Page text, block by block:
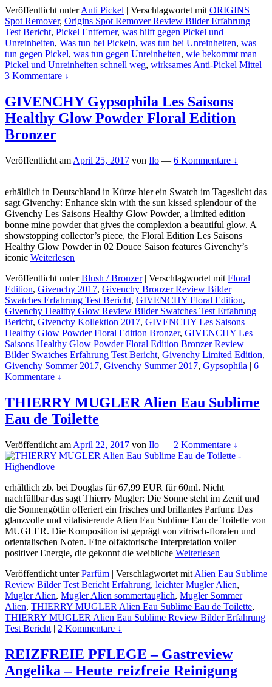
Veröffentlicht unter Anti Pickel | Verschlagwortet mit ORIGINS
Spot Remover, Origins Spot Remover Review Bilder Erfahrung
Test Bericht, Pickel Entferner, was hilft gegen Pickel und
Unreinheiten, Was tun bei Pickeln, was tun bei Unreinheiten, was
tun gegen Pickel, was tun gegen Unreinheiten, wie bekommt man
Pickel und Unreinheiten schnell weg, wirksames Anti-Pickel Mittel |
3 Kommentare ↓
GIVENCHY Gypsophila Les Saisons
Healthy Glow Powder Floral Edition
Bronzer
Veröffentlicht am April 25, 2017 von Ilo — 6 Kommentare ↓
erhältlich in Deutschland in Kürze hier ein Swatch im Tageslicht das
sagt Givenchy: Enhance skin with the sun kissed splendour of the
Givenchy Les Saisons Healthy Glow Powder, a limited edition
bonne mine powder that gives the complexion a beautiful glow. A
showstopping collector’s piece, the Floral Edition Les Saisons
Healthy Glow Powder in 02 Douce Saison features Givenchy’s
iconic Weiterlesen
Veröffentlicht unter Blush / Bronzer | Verschlagwortet mit Floral
Edition, Givenchy 2017, Givenchy Bronzer Review Bilder
Swatches Erfahrung Test Bericht, GIVENCHY Floral Edition,
Givenchy Healthy Glow Review Bilder Swatches Test Erfahrung
Bericht, Givenchy Kollektion 2017, GIVENCHY Les Saisons
Healthy Glow Powder Floral Edition Bronzer, GIVENCHY Les
Saisons Healthy Glow Powder Floral Edition Bronzer Review
Bilder Swatches Erfahrung Test Bericht, Givenchy Limited Edition,
Givenchy Sommer 2017, Givenchy Summer 2017, Gypsophila | 6
Kommentare ↓
THIERRY MUGLER Alien Eau Sublime
Eau de Toilette
Veröffentlicht am April 22, 2017 von Ilo — 2 Kommentare ↓
erhältlich zb. bei Douglas für 67,99 EUR für 60ml. Nicht
nachfüllbar das sagt Thierry Mugler: Die Sonne steht im Zenit und
die Sonnengöttin offeriert ein frisches und brillantes Parfum: Das
glanzvolle und vitalisierende Alien Eau Sublime Eau de Toilette von
MUGLER. Die Komposition ist geprägt von zitrisch-floralen und
orientalischen Noten. Eine olfaktorische Interpretation voller
positiver Energie, die gekonnt die weibliche Weiterlesen
Veröffentlicht unter Parfüm | Verschlagwortet mit Alien Eau Sublime
Review Bilder Test Bericht Erfahrung, leichter Mugler Alien,
Mugler Alien, Mugler Alien sommertauglich, Mugler Sommer
Alien, THIERRY MUGLER Alien Eau Sublime Eau de Toilette,
THIERRY MUGLER Alien Eau Sublime Review Bilder Erfahrung
Test Bericht | 2 Kommentare ↓
REIZFREIE PFLEGE – Gastreview
Angelika – Heute reizfreie Reinigung